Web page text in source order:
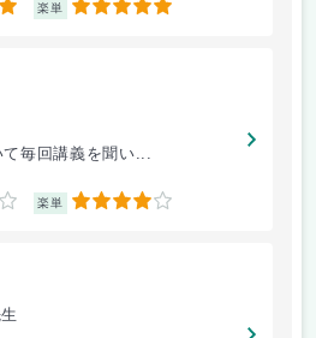
楽単 5
毎回講義を聞い...
楽単 4